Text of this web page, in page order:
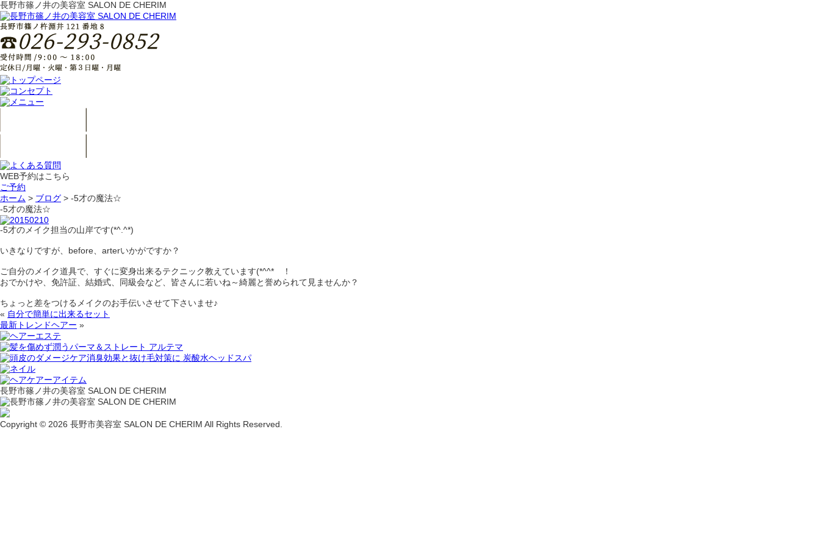
長野市篠ノ井の美容室 SALON DE CHERIM
WEB予約はこちら
ご予約
ホーム > ブログ > -5才の魔法☆
-5才の魔法☆
-5才のメイク担当の山岸です(*^.^*)
いきなりですが、before、arterいかがですか？
ご自分のメイク道具で、すぐに変身出来るテクニック教えています(*^^*ゞ！
おでかけや、免許証、結婚式、同級会など、皆さんに若いね～綺麗と誉められて見ませんか？
ちょっと差をつけるメイクのお手伝いさせて下さいませ♪
« 自分で簡単に出来るセット
最新トレンドヘアー »
長野市篠ノ井の美容室 SALON DE CHERIM
Copyright © 2026 長野市美容室 SALON DE CHERIM All Rights Reserved.